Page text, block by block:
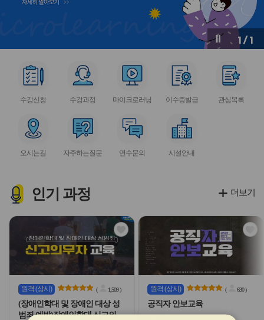
1 / 1
버
드
다
음
버
서
스
이
콘
수강신청
서
스
이
콘
수강과정
서
스
이
콘
마이크로러닝
서
스
이
콘
이수증발급
서
스
관심목록
서
스
콘
오시는길
서
스
콘
자주하는질문
서
스
연수문의
서
스
시설안내
인기 과정
관
심
아
이
콘
원격 (상시) ( 1,509)
(장애인학대 및 장애인 대상 성
범죄 예방)장애인학대 신고의무
관
심
원격 (상시) ( 630)
공직자 안보교육
더보기